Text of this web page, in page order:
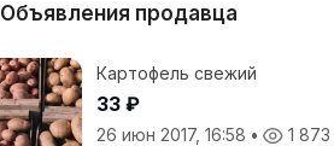
Объявления продавца
Картофель свежий
33 ₽
26 июн 2017, 16:58 • 1 873